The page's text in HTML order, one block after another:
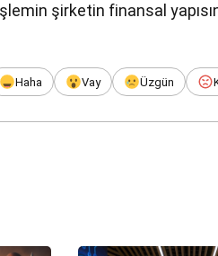
işlemin şirketin finansal
Haha Vay Üzgün